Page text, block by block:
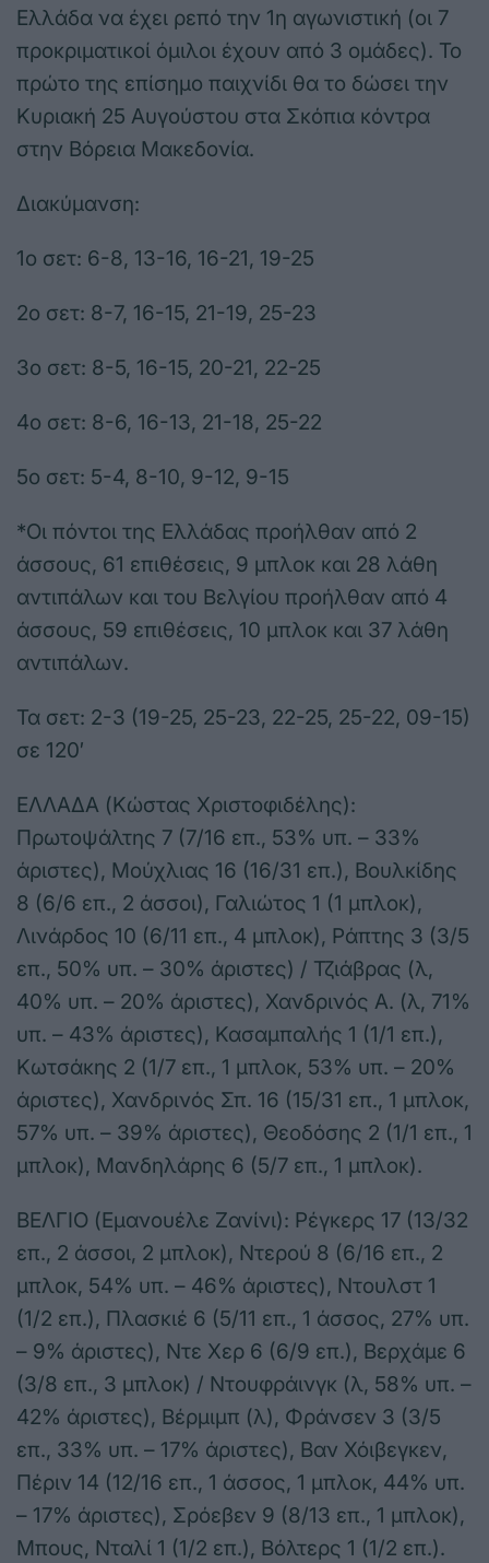
Ελλάδα να έχει ρεπό την 1η αγωνιστική (οι 7
προκριματικοί όμιλοι έχουν από 3 ομάδες). Το
πρώτο της επίσημο παιχνίδι θα το δώσει την
Κυριακή 25 Αυγούστου στα Σκόπια κόντρα
στην Βόρεια Μακεδονία.
Διακύμανση:
1ο σετ: 6-8, 13-16, 16-21, 19-25
2ο σετ: 8-7, 16-15, 21-19, 25-23
3ο σετ: 8-5, 16-15, 20-21, 22-25
4ο σετ: 8-6, 16-13, 21-18, 25-22
5ο σετ: 5-4, 8-10, 9-12, 9-15
*Οι πόντοι της Ελλάδας προήλθαν από 2
άσσους, 61 επιθέσεις, 9 μπλοκ και 28 λάθη
αντιπάλων και του Βελγίου προήλθαν από 4
άσσους, 59 επιθέσεις, 10 μπλοκ και 37 λάθη
αντιπάλων.
Τα σετ: 2-3 (19-25, 25-23, 22-25, 25-22, 09-15)
σε 120′
ΕΛΛΑΔΑ (Κώστας Χριστοφιδέλης):
Πρωτοψάλτης 7 (7/16 επ., 53% υπ. – 33%
άριστες), Μούχλιας 16 (16/31 επ.), Βουλκίδης
8 (6/6 επ., 2 άσσοι), Γαλιώτος 1 (1 μπλοκ),
Λινάρδος 10 (6/11 επ., 4 μπλοκ), Ράπτης 3 (3/5
επ., 50% υπ. – 30% άριστες) / Τζιάβρας (λ,
40% υπ. – 20% άριστες), Χανδρινός Α. (λ, 71%
υπ. – 43% άριστες), Κασαμπαλής 1 (1/1 επ.),
Κωτσάκης 2 (1/7 επ., 1 μπλοκ, 53% υπ. – 20%
άριστες), Χανδρινός Σπ. 16 (15/31 επ., 1 μπλοκ,
57% υπ. – 39% άριστες), Θεοδόσης 2 (1/1 επ., 1
μπλοκ), Μανδηλάρης 6 (5/7 επ., 1 μπλοκ).
ΒΕΛΓΙΟ (Εμανουέλε Ζανίνι): Ρέγκερς 17 (13/32
επ., 2 άσσοι, 2 μπλοκ), Ντερού 8 (6/16 επ., 2
μπλοκ, 54% υπ. – 46% άριστες), Ντουλστ 1
(1/2 επ.), Πλασκιέ 6 (5/11 επ., 1 άσσος, 27% υπ.
– 9% άριστες), Ντε Χερ 6 (6/9 επ.), Βερχάμε 6
(3/8 επ., 3 μπλοκ) / Ντουφράινγκ (λ, 58% υπ. –
42% άριστες), Βέρμιμπ (λ), Φράνσεν 3 (3/5
επ., 33% υπ. – 17% άριστες), Βαν Χόιβεγκεν,
Πέριν 14 (12/16 επ., 1 άσσος, 1 μπλοκ, 44% υπ.
– 17% άριστες), Σρόεβεν 9 (8/13 επ., 1 μπλοκ),
Μπους, Νταλί 1 (1/2 επ.), Βόλτερς 1 (1/2 επ.).